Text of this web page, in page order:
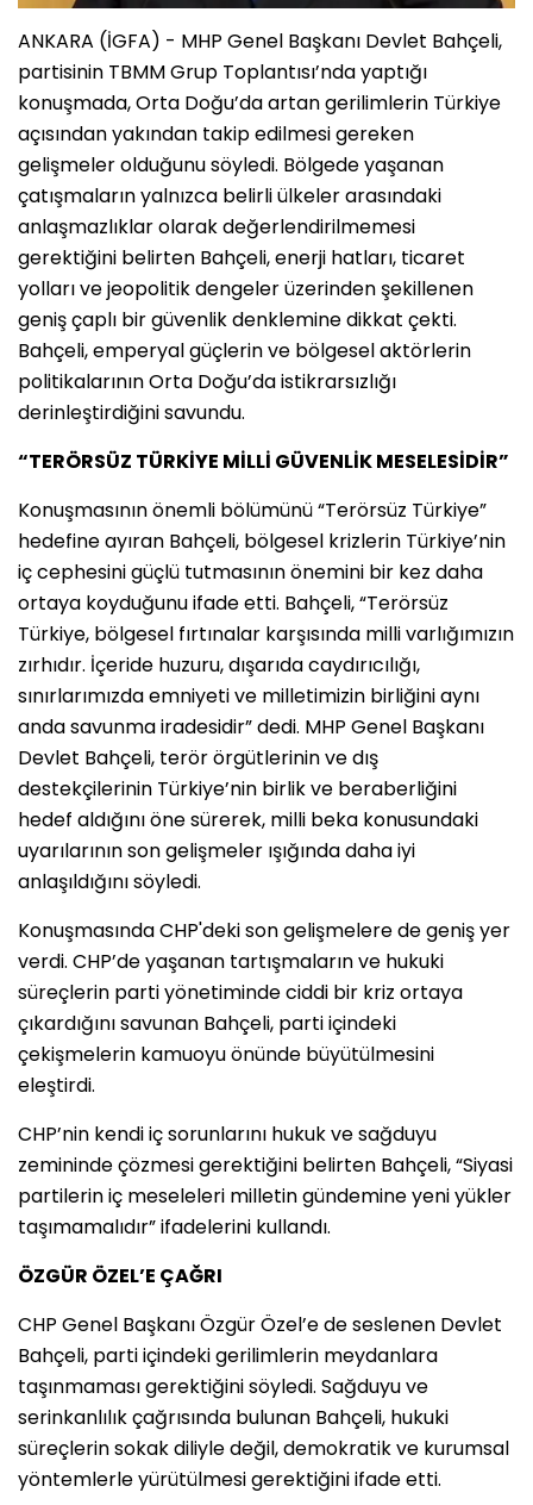
ANKARA (İGFA) - MHP Genel Başkanı Devlet Bahçeli,
partisinin TBMM Grup Toplantısı’nda yaptığı
konuşmada, Orta Doğu’da artan gerilimlerin Türkiye
açısından yakından takip edilmesi gereken
gelişmeler olduğunu söyledi. Bölgede yaşanan
çatışmaların yalnızca belirli ülkeler arasındaki
anlaşmazlıklar olarak değerlendirilmemesi
gerektiğini belirten Bahçeli, enerji hatları, ticaret
yolları ve jeopolitik dengeler üzerinden şekillenen
geniş çaplı bir güvenlik denklemine dikkat çekti.
Bahçeli, emperyal güçlerin ve bölgesel aktörlerin
politikalarının Orta Doğu’da istikrarsızlığı
derinleştirdiğini savundu.
“TERÖRSÜZ TÜRKİYE MİLLİ GÜVENLİK MESELESİDİR”
Konuşmasının önemli bölümünü “Terörsüz Türkiye”
hedefine ayıran Bahçeli, bölgesel krizlerin Türkiye’nin
iç cephesini güçlü tutmasının önemini bir kez daha
ortaya koyduğunu ifade etti. Bahçeli, “Terörsüz
Türkiye, bölgesel fırtınalar karşısında milli varlığımızın
zırhıdır. İçeride huzuru, dışarıda caydırıcılığı,
sınırlarımızda emniyeti ve milletimizin birliğini aynı
anda savunma iradesidir” dedi. MHP Genel Başkanı
Devlet Bahçeli, terör örgütlerinin ve dış
destekçilerinin Türkiye’nin birlik ve beraberliğini
hedef aldığını öne sürerek, milli beka konusundaki
uyarılarının son gelişmeler ışığında daha iyi
anlaşıldığını söyledi.
Konuşmasında CHP'deki son gelişmelere de geniş yer
verdi. CHP’de yaşanan tartışmaların ve hukuki
süreçlerin parti yönetiminde ciddi bir kriz ortaya
çıkardığını savunan Bahçeli, parti içindeki
çekişmelerin kamuoyu önünde büyütülmesini
eleştirdi.
CHP’nin kendi iç sorunlarını hukuk ve sağduyu
zemininde çözmesi gerektiğini belirten Bahçeli, “Siyasi
partilerin iç meseleleri milletin gündemine yeni yükler
taşımamalıdır” ifadelerini kullandı.
ÖZGÜR ÖZEL’E ÇAĞRI
CHP Genel Başkanı Özgür Özel’e de seslenen Devlet
Bahçeli, parti içindeki gerilimlerin meydanlara
taşınmaması gerektiğini söyledi. Sağduyu ve
serinkanlılık çağrısında bulunan Bahçeli, hukuki
süreçlerin sokak diliyle değil, demokratik ve kurumsal
yöntemlerle yürütülmesi gerektiğini ifade etti.